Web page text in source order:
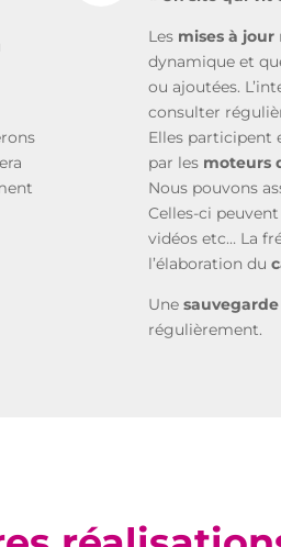
Les mises à jour
dynamique et
ou ajoutées.
consulter
Elles participent
par les moteurs
Nous pouvons
Celles-ci
vidéos etc… La
l’élaboration du
Une
régulièrement.